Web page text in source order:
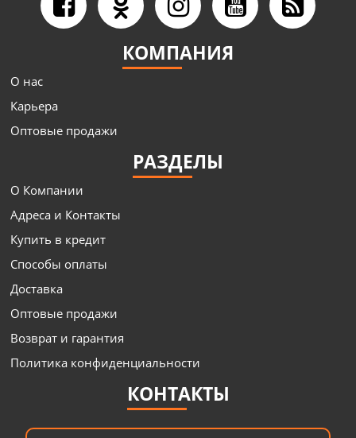
КОМПАНИЯ
О нас
Карьера
Оптовые продажи
РАЗДЕЛЫ
О Компании
Адреса и Контакты
Купить в кредит
Способы оплаты
Доставка
Оптовые продажи
Возврат и гарантия
Политика конфиденциальности
КОНТАКТЫ